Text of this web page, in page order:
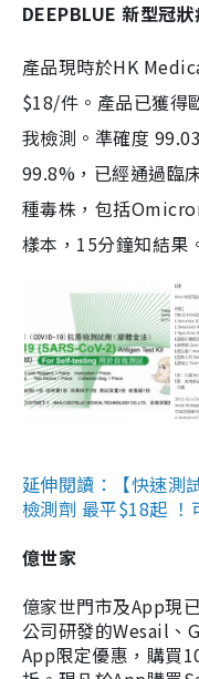
DEEPBLUE 新型冠
產品現時於HK
$18/件。產品已獲得
我檢測。準確度
99.8%，已經通過臨
種毒株，包括
樣本，15分鐘知結果
延伸閱讀：【快速測
檢測劑 最平$18起
億世家
億家世門市及App現
公司研發的Wesail、
App限定優惠，購買